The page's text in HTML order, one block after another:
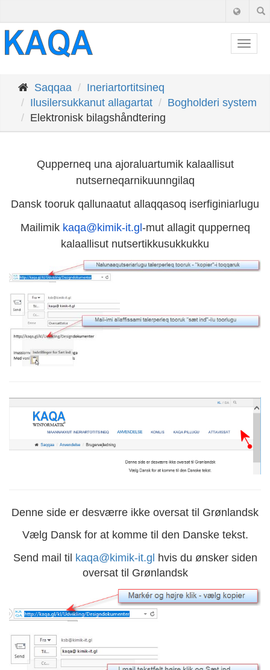
Saqqaa
Ineriartortitsineq
Ilusilersukkanut allagartat
Bogholderi system
Elektronisk bilagshåndtering
Qupperneq una ajoraluartumik kalaallisut
nutserneqarnikuunngilaq
Dansk tooruk qallunaatut allaqqasoq iserfiginiarlugu
Mailimik kaqa@kimik-it.gl -mut allagit qupperneq
kalaallisut nutsertikkusukkukku
Denne side er desværre ikke oversat til Grønlandsk
Vælg Dansk for at komme til den Danske tekst.
Send mail til kaqa@kimik-it.gl hvis du ønsker siden
oversat til Grønlandsk